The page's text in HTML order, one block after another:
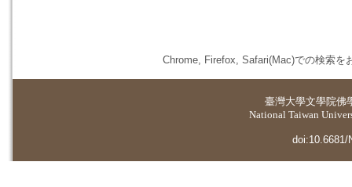
Chrome, Firefox, Safari(Mac)での検索を
臺灣大學文學院佛
National Taiwan
doi:10.6681/